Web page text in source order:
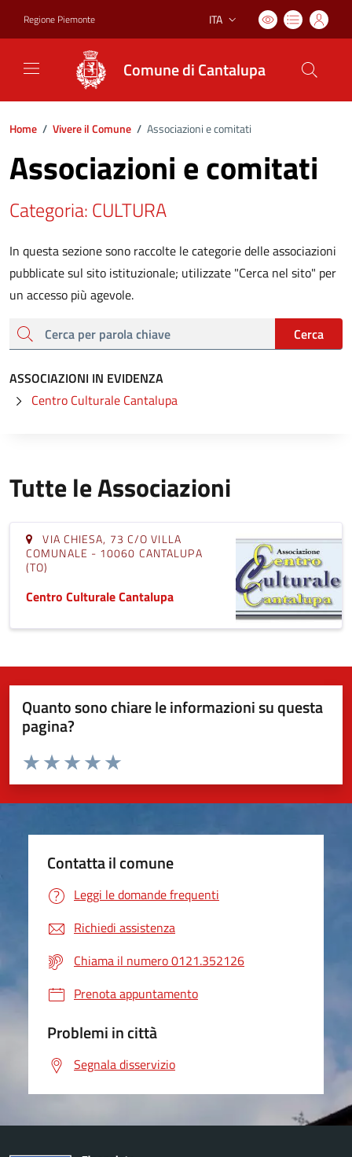
Regione Piemonte Lingua attiva:
ITA
Comune di Cantalupa
Home / Vivere il Comune / Associazioni e comitati
Associazioni e comitati
Categoria: CULTURA
In questa sezione sono raccolte le categorie delle associazioni
pubblicate sul sito istituzionale; utilizzate "Cerca nel sito" per
un accesso più agevole.
cerca
Cerca
ASSOCIAZIONI IN EVIDENZA
Centro Culturale Cantalupa
Tutte le Associazioni
VIA CHIESA, 73 C/O VILLA
COMUNALE - 10060 CANTALUPA
(TO)
Centro Culturale Cantalupa
Quanto sono chiare le informazioni su questa
pagina?
Valuta da 1 a 5 stelle la pagina
Valuta 5 stelle su 5
Valuta 4 stelle su 5
Valuta 3 stelle su 5
Valuta 2 stelle su 5
Valuta 1 stelle su 5
Contatta il comune
Leggi le domande frequenti
Richiedi assistenza
Chiama il numero 0121.352126
Prenota appuntamento
Problemi in città
Segnala disservizio